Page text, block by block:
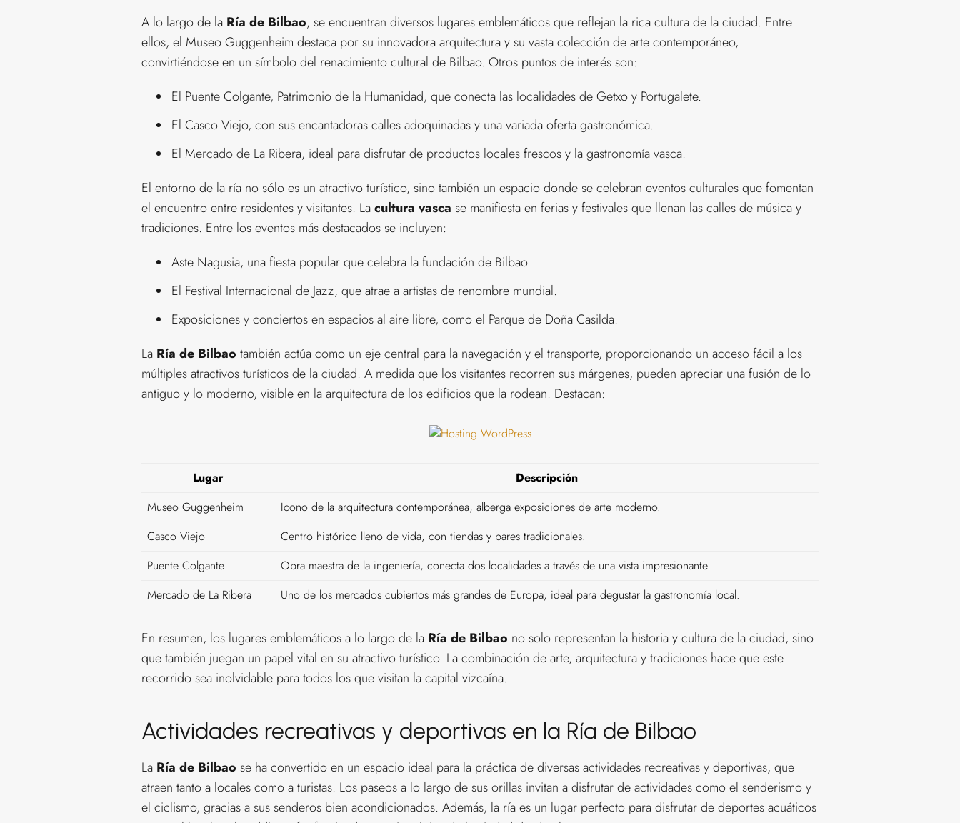
A lo largo de la Ría de Bilbao, se encuentran diversos lugares emblemáticos que reflejan la rica cultura de la ciudad. Entre
ellos, el Museo Guggenheim destaca por su innovadora arquitectura y su vasta colección de arte contemporáneo,
convirtiéndose en un símbolo del renacimiento cultural de Bilbao. Otros puntos de interés son:
El Puente Colgante, Patrimonio de la Humanidad, que conecta las localidades de Getxo y Portugalete.
El Casco Viejo, con sus encantadoras calles adoquinadas y una variada oferta gastronómica.
El Mercado de La Ribera, ideal para disfrutar de productos locales frescos y la gastronomía vasca.
El entorno de la ría no sólo es un atractivo turístico, sino también un espacio donde se celebran eventos culturales que fomentan
el encuentro entre residentes y visitantes. Lacultura vasca se manifiesta en ferias y festivales que llenan las calles de música y
tradiciones. Entre los eventos más destacados se incluyen:
Aste Nagusia, una fiesta popular que celebra la fundación de Bilbao.
El Festival Internacional de Jazz, que atrae a artistas de renombre mundial.
Exposiciones y conciertos en espacios al aire libre, como el Parque de Doña Casilda.
La Ría de Bilbao también actúa como un eje central para la navegación y el transporte, proporcionando un acceso fácil a los
múltiples atractivos turísticos de la ciudad. A medida que los visitantes recorren sus márgenes, pueden apreciar una fusión de lo
antiguo y lo moderno, visible en la arquitectura de los edificios que la rodean. Destacan:
Lugar
Descripción
Museo Guggenheim
Icono de la arquitectura contemporánea, alberga exposiciones de arte moderno.
Casco Viejo
Centro histórico lleno de vida, con tiendas y bares tradicionales.
Puente Colgante
Obra maestra de la ingeniería, conecta dos localidades a través de una vista impresionante.
Mercado de La Ribera
Uno de los mercados cubiertos más grandes de Europa, ideal para degustar la gastronomía local.
En resumen, los lugares emblemáticos a lo largo de la Ría de Bilbao no solo representan la historia y cultura de la ciudad, sino
que también juegan un papel vital en su atractivo turístico. La combinación de arte, arquitectura y tradiciones hace que este
recorrido sea inolvidable para todos los que visitan la capital vizcaína.
Actividades recreativas y deportivas en la Ría de Bilbao
La Ría de Bilbao se ha convertido en un espacio ideal para la práctica de diversas actividades recreativas y deportivas, que
atraen tanto a locales como a turistas. Los paseos a lo largo de sus orillas invitan a disfrutar de actividades como el senderismo y
el ciclismo, gracias a sus senderos bien acondicionados. Además, la ría es un lugar perfecto para disfrutar de deportes acuáticos